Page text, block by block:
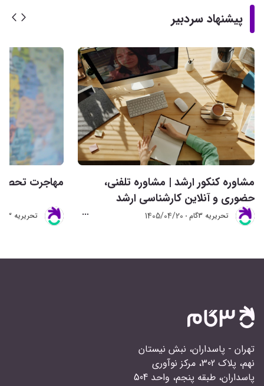
پیشنهاد سردبیر
مشاوره کنکور ارشد | مشاوره تلفنی،
حضوری و آنلاین کارشناسی ارشد
تحريريه 3گام 1405/04/20
مهاجرت
تحريريه 3گام
تهران - پاسداران، نبش نیستان
نهم، پلاک 302، مرکز نوآوری
پاسداران، طبقه پنجم، واحد 504